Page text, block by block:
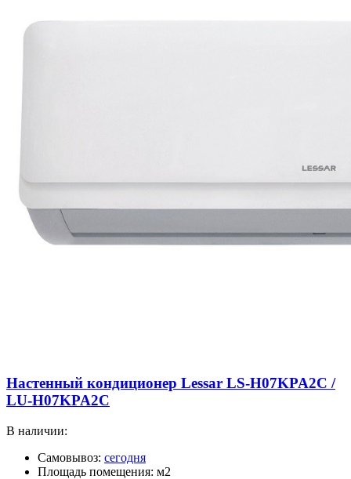
Настенный кондиционер Lessar LS-H07KPA2C /
LU-H07KPA2C
В наличии:
Самовывоз: сегодня
Площадь помещения: м2